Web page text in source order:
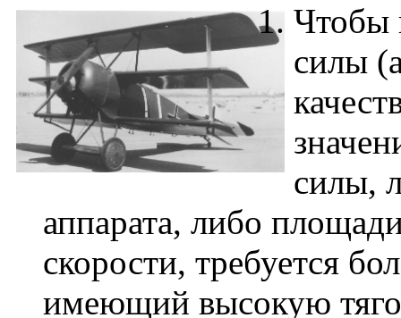
Чтобы
силы
силы,
аппарата, либо
скорости, требуется
имеющий высокую